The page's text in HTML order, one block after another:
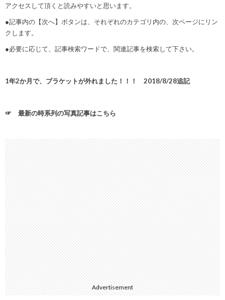
アクセスして頂くと読みやすいと思います。
●記事内の【次へ】ボタンは、それぞれのカテゴリ内の、次ページにリン
クします。
●必要に応じて、記事検索ワードで、関連記事を検索して下さい。
1年2か月で、ブラケットが外れました！！！ 2018/8/28追記
☞ 最新の時系列の写真記事はこちら
Advertisement